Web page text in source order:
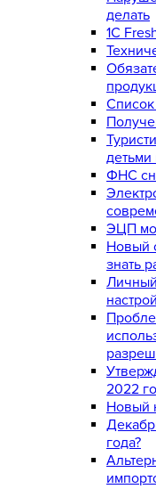
делать
1С
Список
детьми
ФНС
ЭЦП
Новый
знать
2022
Новый
года?